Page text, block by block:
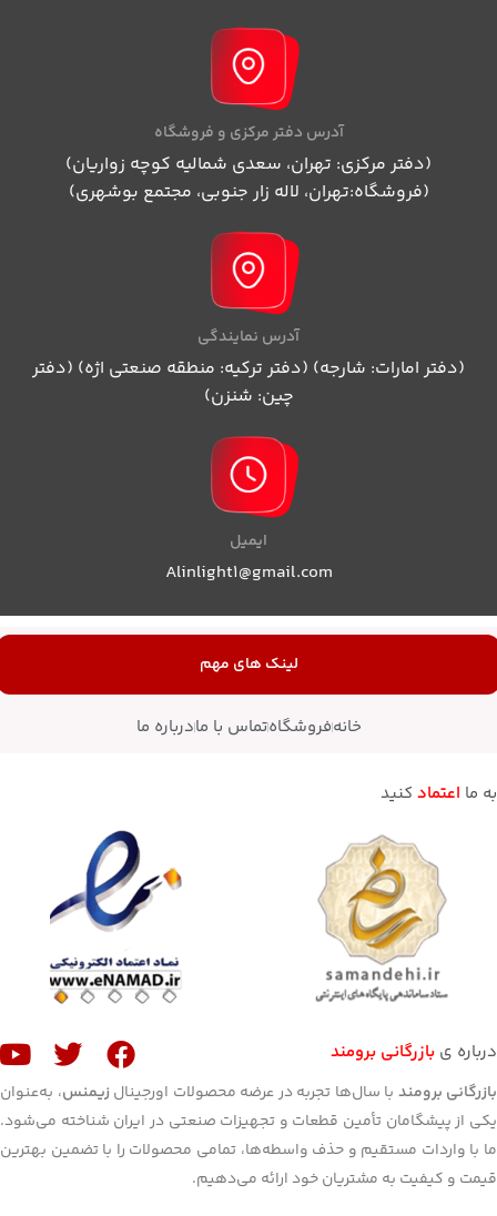
آدرس دفتر مرکزی و فروشگاه
(دفتر مرکزی: تهران، سعدی شمالیه کوچه زواریان)
(فروشگاه:تهران، لاله زار جنوبی، مجتمع بوشهری)
آدرس نمایندگی
(دفتر امارات: شارجه) (دفتر ترکیه: منطقه صنعتی اژه) (دفتر
چین: شنزن)
ایمیل
Alinlight1@gmail.com
لینک های مهم
خانهفروشگاهتماس با مادرباره ما
درباره ی بازرگانی برومند
بازرگانی برومند با سال‌ها تجربه در عرضه محصولات اورجینال زیمنس، به‌عنوان
یکی از پیشگامان تأمین قطعات و تجهیزات صنعتی در ایران شناخته می‌شود.
ما با واردات مستقیم و حذف واسطه‌ها، تمامی محصولات را با تضمین بهترین
قیمت و کیفیت به مشتریان خود ارائه می‌دهیم.
به ما اعتماد کنید